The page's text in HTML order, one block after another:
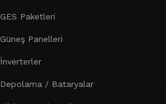
GES Paketleri
Güneş Panelleri
İnverterler
Depolama / Bataryalar